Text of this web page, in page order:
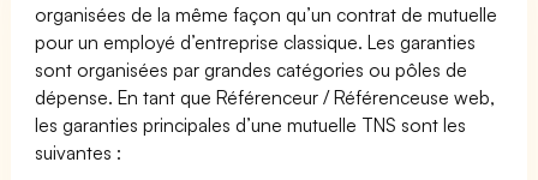
organisées de la même façon qu’un contrat de mutuelle
pour un employé d’entreprise classique. Les garanties
sont organisées par grandes catégories ou pôles de
dépense. En tant que Référenceur / Référenceuse web,
les garanties principales d’une mutuelle TNS sont les
suivantes :